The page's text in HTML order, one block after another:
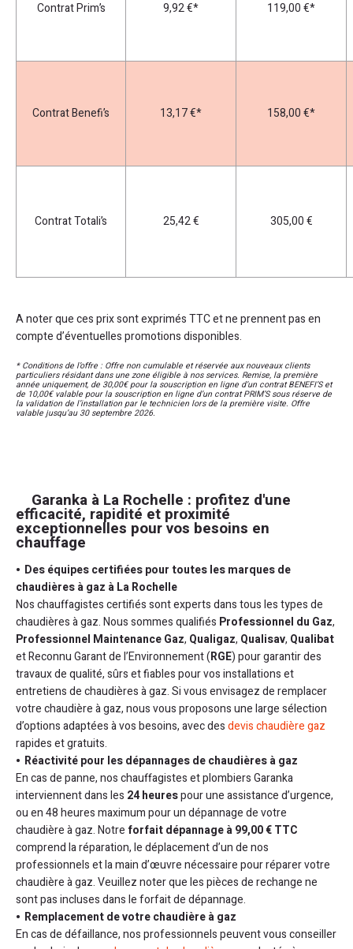
Contrat Prim’s 9,92 €* 119,00 €*
Contrat Benefi’s 13,17 €* 158,00 €*
Contrat Totali’s 25,42 € 305,00 €
A noter que ces prix sont exprimés TTC et ne prennent pas en
compte d’éventuelles promotions disponibles.
* Conditions de l’offre : Offre non cumulable et réservée aux nouveaux clients
particuliers résidant dans une zone éligible à nos services. Remise, la première
année uniquement, de 30,00€ pour la souscription en ligne d’un contrat BENEFI’S et
de 10,00€ valable pour la souscription en ligne d’un contrat PRIM’S sous réserve de
la validation de l’installation par le technicien lors de la première visite. Offre
valable jusqu’au 30 septembre 2026.
Garanka à La Rochelle : profitez d'une
efficacité, rapidité et proximité
exceptionnelles pour vos besoins en
chauffage
Des équipes certifiées pour toutes les marques de
chaudières à gaz à La Rochelle
Nos chauffagistes certifiés sont experts dans tous les types de
chaudières à gaz. Nous sommes qualifiés Professionnel du Gaz,
Professionnel Maintenance Gaz, Qualigaz, Qualisav, Qualibat
et Reconnu Garant de l’Environnement (RGE) pour garantir des
travaux de qualité, sûrs et fiables pour vos installations et
entretiens de chaudières à gaz. Si vous envisagez de remplacer
votre chaudière à gaz, nous vous proposons une large sélection
d’options adaptées à vos besoins, avec desdevis chaudière gaz
rapides et gratuits.
Réactivité pour les dépannages de chaudières à gaz
En cas de panne, nos chauffagistes et plombiers Garanka
interviennent dans les 24 heurespour une assistance d’urgence,
ou en 48 heures maximum pour un dépannage de votre
chaudière à gaz. Notre forfait dépannage à 99,00 € TTC
comprend la réparation, le déplacement d’un de nos
professionnels et la main d’œuvre nécessaire pour réparer votre
chaudière à gaz. Veuillez noter que les pièces de rechange ne
sont pas incluses dans le forfait de dépannage.
Remplacement de votre chaudière à gaz
En cas de défaillance, nos professionnels peuvent vous conseiller